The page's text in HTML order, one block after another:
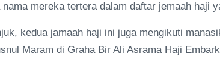
mereka tertera dalam daftar jemaah haji
kedua jamaah haji ini juga mengikuti
Maram di Graha Bir Ali Asrama Haji